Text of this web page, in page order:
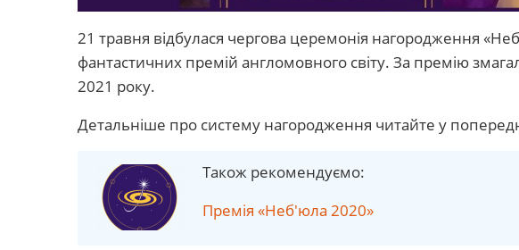
21 травня відбулася чергова церемонія нагородження
фантастичних премій англомовного світу. За премію
2021 року.
Детальніше про систему нагородження читайте у
Також рекомендуємо:
Премія «Неб'юла 2020»